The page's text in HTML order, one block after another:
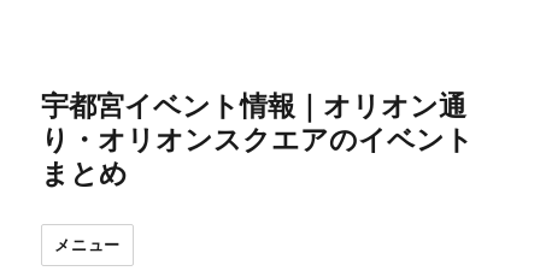
宇都宮イベント情報｜オリオン通
り・オリオンスクエアのイベント
まとめ
メニュー